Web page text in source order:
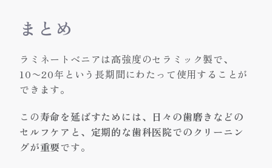
まとめ
ラミネートベニアは高強度のセラミック製で、
10〜20年という長期間にわたって使用することが
できます。
この寿命を延ばすためには、日々の歯磨きなどの
セルフケアと、定期的な歯科医院でのクリーニン
グが重要です。